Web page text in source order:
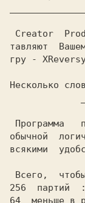
Несколько
обычной
всякими
256  партий
64  меньше в